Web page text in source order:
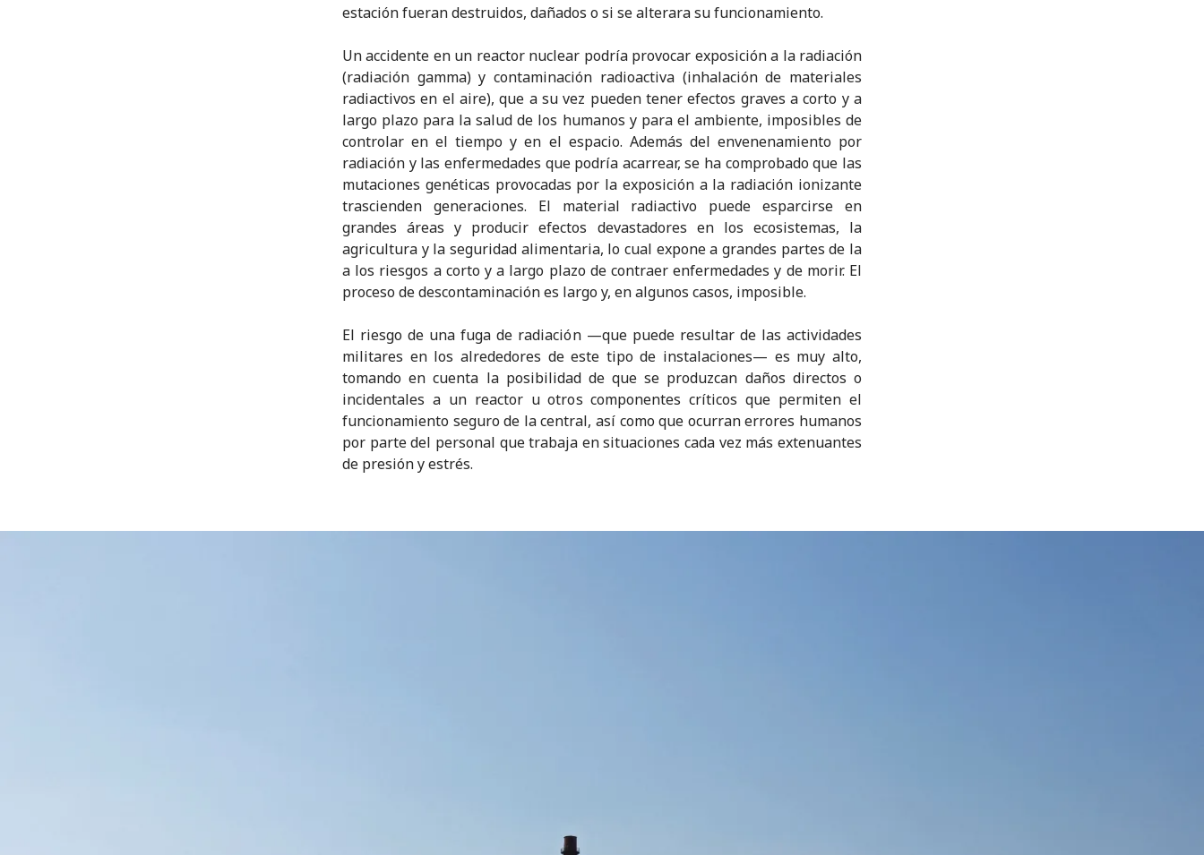
estación fueran destruidos, dañados o si se alterara su funcionamiento.
Un accidente en un reactor nuclear podría provocar exposición a la radiación
(radiación gamma) y contaminación radioactiva (inhalación de materiales
radiactivos en el aire), que a su vez pueden tener efectos graves a corto y a
largo plazo para la salud de los humanos y para el ambiente, imposibles de
controlar en el tiempo y en el espacio. Además del envenenamiento por
radiación y las enfermedades que podría acarrear, se ha comprobado que las
mutaciones genéticas provocadas por la exposición a la radiación ionizante
trascienden generaciones. El material radiactivo puede esparcirse en
grandes áreas y producir efectos devastadores en los ecosistemas, la
agricultura y la seguridad alimentaria, lo cual expone a grandes partes de la
a los riesgos a corto y a largo plazo de contraer enfermedades y de morir. El
proceso de descontaminación es largo y, en algunos casos, imposible.
El riesgo de una fuga de radiación —que puede resultar de las actividades
militares en los alrededores de este tipo de instalaciones— es muy alto,
tomando en cuenta la posibilidad de que se produzcan daños directos o
incidentales a un reactor u otros componentes críticos que permiten el
funcionamiento seguro de la central, así como que ocurran errores humanos
por parte del personal que trabaja en situaciones cada vez más extenuantes
de presión y estrés.